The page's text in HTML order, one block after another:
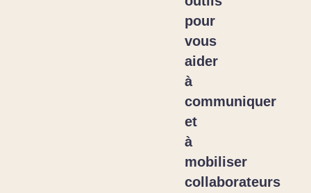
pour
vous
aider
à
communiquer
et
à
mobiliser
collaborateurs